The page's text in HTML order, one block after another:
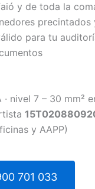
y de toda la
precintados
para tu
· nivel 7 – 30 mm²
y AAPP)
701 033